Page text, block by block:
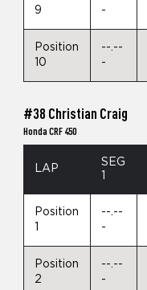
9
-
Position
10
--.--
-
#38 Christian Craig
Honda CRF 450
LAP
SEG
Position
--.--
-
Position
2
--.--
-